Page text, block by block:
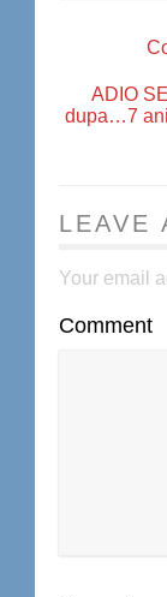
ADIO
dupa…7
LEAVE
Your email
Comment